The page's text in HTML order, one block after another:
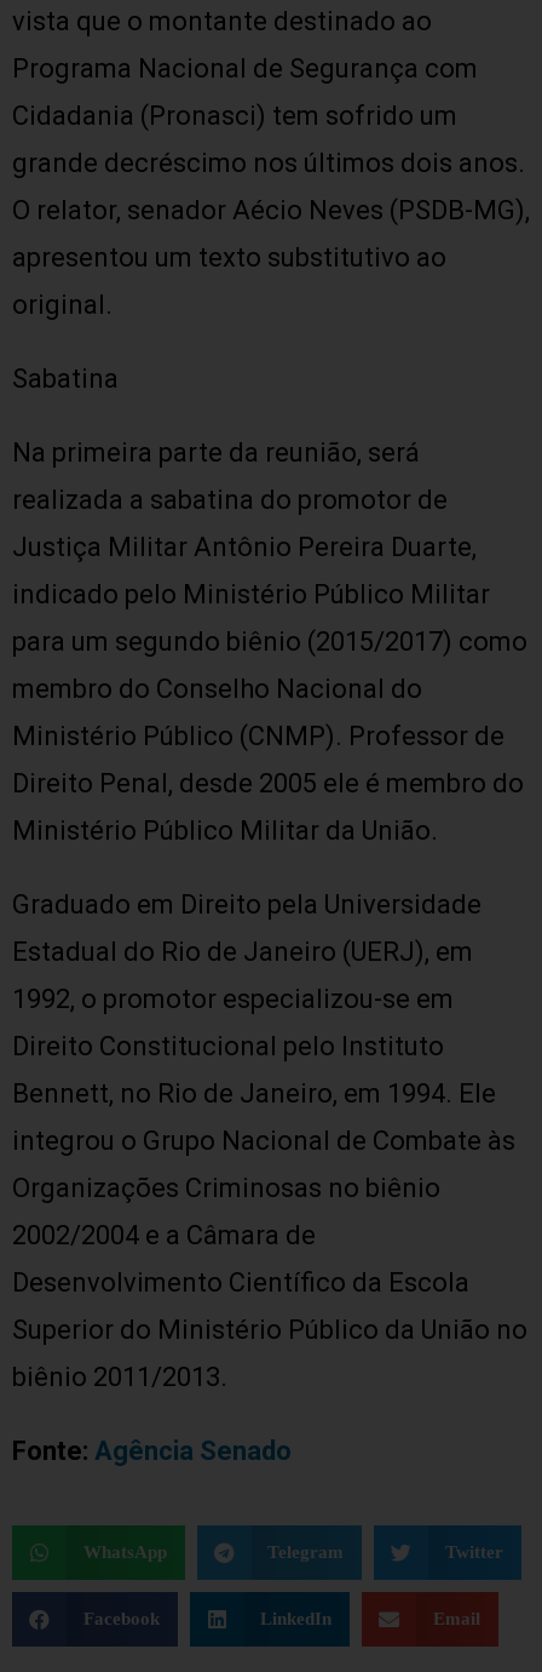
vista que o montante destinado ao
Programa Nacional de Segurança com
Cidadania (Pronasci) tem sofrido um
grande decréscimo nos últimos dois anos.
O relator, senador Aécio Neves (PSDB-MG),
apresentou um texto substitutivo ao
original.
Sabatina
Na primeira parte da reunião, será
realizada a sabatina do promotor de
Justiça Militar Antônio Pereira Duarte,
indicado pelo Ministério Público Militar
para um segundo biênio (2015/2017) como
membro do Conselho Nacional do
Ministério Público (CNMP). Professor de
Direito Penal, desde 2005 ele é membro do
Ministério Público Militar da União.
Graduado em Direito pela Universidade
Estadual do Rio de Janeiro (UERJ), em
1992, o promotor especializou-se em
Direito Constitucional pelo Instituto
Bennett, no Rio de Janeiro, em 1994. Ele
integrou o Grupo Nacional de Combate às
Organizações Criminosas no biênio
2002/2004 e a Câmara de
Desenvolvimento Científico da Escola
Superior do Ministério Público da União no
biênio 2011/2013.
Fonte: Agência Senado
WhatsApp Telegram Twitter
Facebook LinkedIn Email